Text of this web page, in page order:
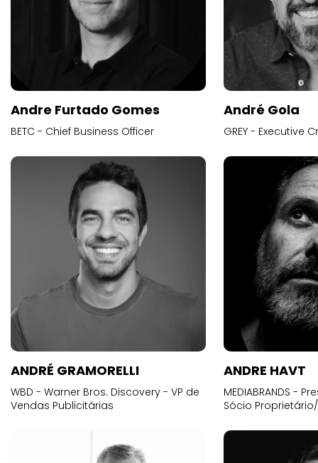
Andre Furtado Gomes
BETC - Chief Business Officer
André Gola
GREY - Executive
ANDRÉ GRAMORELLI
WBD - Warner Bros. Discovery - VP de
Vendas Publicitárias
ANDRE HAVT
MEDIABRANDS -
Sócio